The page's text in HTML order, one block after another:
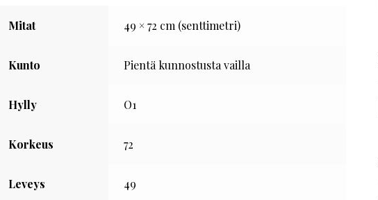
Mitat 49 × 72 cm (senttimetri)
Kunto Pientä kunnostusta vailla
Hylly O1
Korkeus 72
Leveys 49